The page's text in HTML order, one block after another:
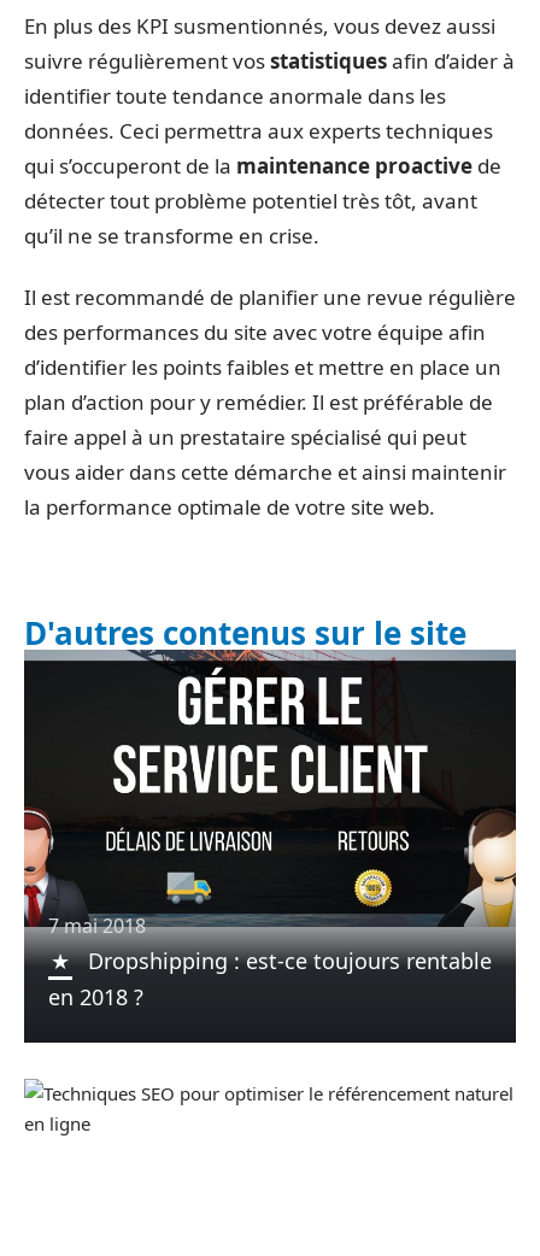
En plus des KPI susmentionnés, vous devez aussi
suivre régulièrement vosstatistiquesafin d’aider à
identifier toute tendance anormale dans les
données. Ceci permettra aux experts techniques
qui s’occuperont de la maintenance proactive de
détecter tout problème potentiel très tôt, avant
qu’il ne se transforme en crise.
Il est recommandé de planifier une revue régulière
des performances du site avec votre équipe afin
d’identifier les points faibles et mettre en place un
plan d’action pour y remédier. Il est préférable de
faire appel à un prestataire spécialisé qui peut
vous aider dans cette démarche et ainsi maintenir
la performance optimale de votre site web.
D'autres contenus sur le site
7 mai 2018
Dropshipping : est-ce toujours rentable
en 2018 ?